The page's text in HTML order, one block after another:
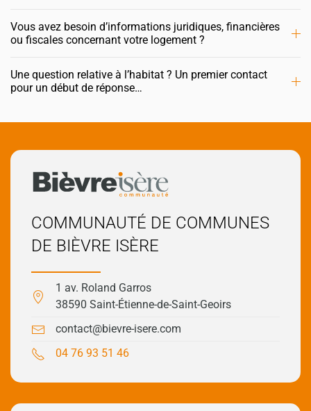
Vous avez besoin d’informations juridiques, financières
ou fiscales concernant votre logement ?
Une question relative à l’habitat ? Un premier contact
pour un début de réponse…
COMMUNAUTÉ DE COMMUNES
DE BIÈVRE ISÈRE
1 av. Roland Garros
38590 Saint-Étienne-de-Saint-Geoirs
contact@bievre-isere.com
04 76 93 51 46